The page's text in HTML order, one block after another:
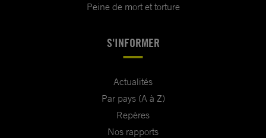
Peine de mort et torture
S'INFORMER
Actualités
Par pays (A à Z)
Repères
Nos rapports